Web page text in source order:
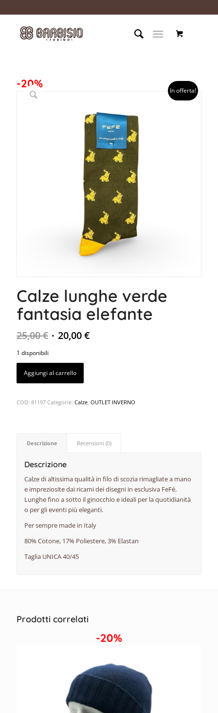
-20%
In offerta!
Calze lunghe verde
fantasia elefante
25,00€ 20,00€
1 disponibili
Aggiungi al carrello
COD: 81197 Categorie: Calze, OUTLET INVERNO
Descrizione Recensioni (0)
Descrizione
Calze di altissima qualità in filo di scozia rimagliate a mano
e impreziosite dai ricami dei disegni in esclusiva FeFé.
Lunghe fino a sotto il ginocchio e ideali per la quotidianità
o per gli eventi più eleganti.
Per sempre made in Italy
80% Cotone, 17% Poliestere, 3% Elastan
Taglia UNICA 40/45
Prodotti correlati
-20%